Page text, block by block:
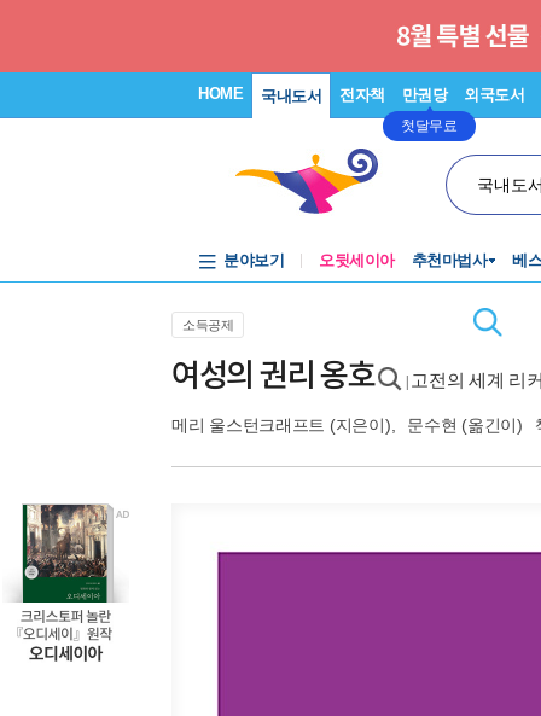
HOME 국내도서 전자책 만권당
첫달무료
외국도서
국내도
분야보기 오뒷세이아 추천마법사 베
소득공제
여성의 권리 옹호 고전의 세계 리
메리 울스턴크래프트 (지은이), 문수현 (옮긴이)